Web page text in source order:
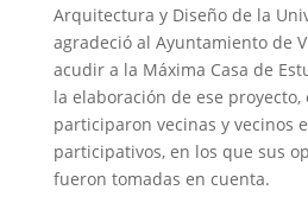
Arquitectura y Diseño de la
agradeció al Ayuntamiento de
acudir a la Máxima Casa de
la elaboración de ese
participaron vecinas y vecinos
participativos, en los que sus
fueron tomadas en cuenta.